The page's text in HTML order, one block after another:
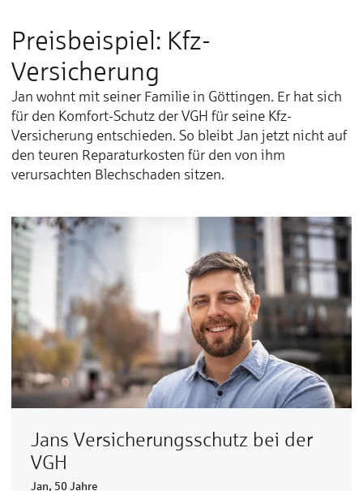
Preisbeispiel: Kfz-
Versicherung
Jan wohnt mit seiner Familie in Göttingen. Er hat sich
für den Komfort-Schutz der VGH für seine Kfz-
Versicherung entschieden. So bleibt Jan jetzt nicht auf
den teuren Reparaturkosten für den von ihm
verursachten Blechschaden sitzen.
Jans Ver­sicherungs­schutz bei der
VGH
Jan, 50 Jahre